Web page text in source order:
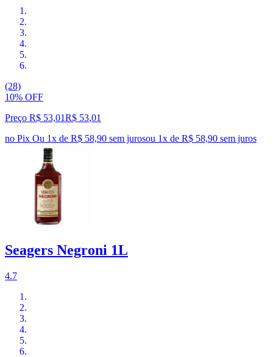
(28)
10% OFF
Preço R$ 53,01R$ 53,01
no Pix Ou 1x de R$ 58,90 sem jurosou 1x de R$ 58,90 sem juros
Seagers Negroni 1L
4.7